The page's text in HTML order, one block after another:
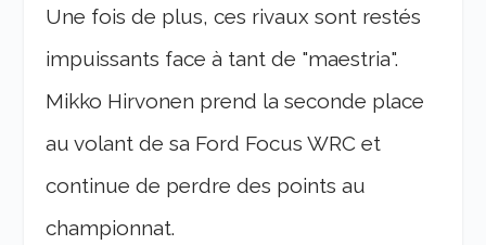
Une fois de plus, ces rivaux sont restés
impuissants face à tant de "maestria".
Mikko Hirvonen prend la seconde place
au volant de sa Ford Focus WRC et
continue de perdre des points au
championnat.